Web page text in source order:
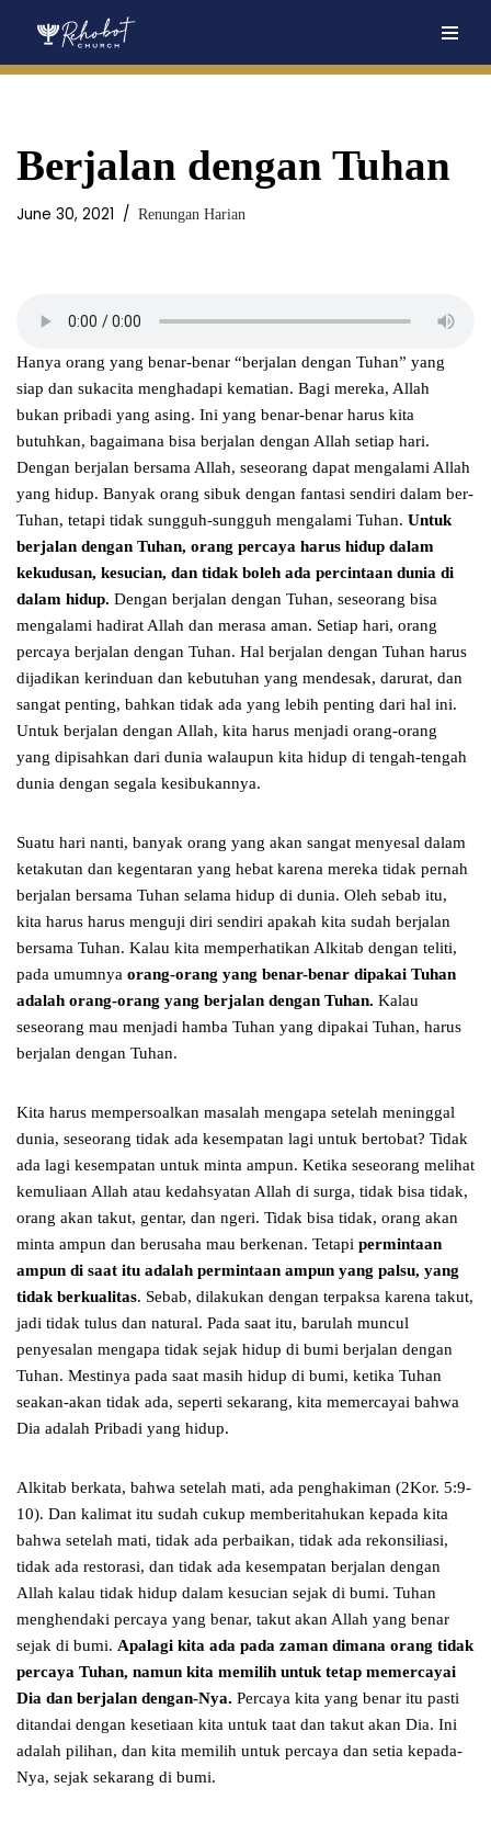
Berjalan dengan Tuhan
June 30, 2021 Renungan Harian
Hanya orang yang benar-benar “berjalan dengan Tuhan” yang
siap dan sukacita menghadapi kematian. Bagi mereka, Allah
bukan pribadi yang asing. Ini yang benar-benar harus kita
butuhkan, bagaimana bisa berjalan dengan Allah setiap hari.
Dengan berjalan bersama Allah, seseorang dapat mengalami Allah
yang hidup. Banyak orang sibuk dengan fantasi sendiri dalam ber-
Tuhan, tetapi tidak sungguh-sungguh mengalami Tuhan. Untuk
berjalan dengan Tuhan, orang percaya harus hidup dalam
kekudusan, kesucian, dan tidak boleh ada percintaan dunia di
dalam hidup. Dengan berjalan dengan Tuhan, seseorang bisa
mengalami hadirat Allah dan merasa aman. Setiap hari, orang
percaya berjalan dengan Tuhan. Hal berjalan dengan Tuhan harus
dijadikan kerinduan dan kebutuhan yang mendesak, darurat, dan
sangat penting, bahkan tidak ada yang lebih penting dari hal ini.
Untuk berjalan dengan Allah, kita harus menjadi orang-orang
yang dipisahkan dari dunia walaupun kita hidup di tengah-tengah
dunia dengan segala kesibukannya.
Suatu hari nanti, banyak orang yang akan sangat menyesal dalam
ketakutan dan kegentaran yang hebat karena mereka tidak pernah
berjalan bersama Tuhan selama hidup di dunia. Oleh sebab itu,
kita harus harus menguji diri sendiri apakah kita sudah berjalan
bersama Tuhan. Kalau kita memperhatikan Alkitab dengan teliti,
pada umumnya orang-orang yang benar-benar dipakai Tuhan
adalah orang-orang yang berjalan dengan Tuhan. Kalau
seseorang mau menjadi hamba Tuhan yang dipakai Tuhan, harus
berjalan dengan Tuhan.
Kita harus mempersoalkan masalah mengapa setelah meninggal
dunia, seseorang tidak ada kesempatan lagi untuk bertobat? Tidak
ada lagi kesempatan untuk minta ampun. Ketika seseorang melihat
kemuliaan Allah atau kedahsyatan Allah di surga, tidak bisa tidak,
orang akan takut, gentar, dan ngeri. Tidak bisa tidak, orang akan
minta ampun dan berusaha mau berkenan. Tetapi permintaan
ampun di saat itu adalah permintaan ampun yang palsu, yang
tidak berkualitas. Sebab, dilakukan dengan terpaksa karena takut,
jadi tidak tulus dan natural. Pada saat itu, barulah muncul
penyesalan mengapa tidak sejak hidup di bumi berjalan dengan
Tuhan. Mestinya pada saat masih hidup di bumi, ketika Tuhan
seakan-akan tidak ada, seperti sekarang, kita memercayai bahwa
Dia adalah Pribadi yang hidup.
Alkitab berkata, bahwa setelah mati, ada penghakiman (2Kor. 5:9-
10). Dan kalimat itu sudah cukup memberitahukan kepada kita
bahwa setelah mati, tidak ada perbaikan, tidak ada rekonsiliasi,
tidak ada restorasi, dan tidak ada kesempatan berjalan dengan
Allah kalau tidak hidup dalam kesucian sejak di bumi. Tuhan
menghendaki percaya yang benar, takut akan Allah yang benar
sejak di bumi. Apalagi kita ada pada zaman dimana orang tidak
percaya Tuhan, namun kita memilih untuk tetap memercayai
Dia dan berjalan dengan-Nya. Percaya kita yang benar itu pasti
ditandai dengan kesetiaan kita untuk taat dan takut akan Dia. Ini
adalah pilihan, dan kita memilih untuk percaya dan setia kepada-
Nya, sejak sekarang di bumi.